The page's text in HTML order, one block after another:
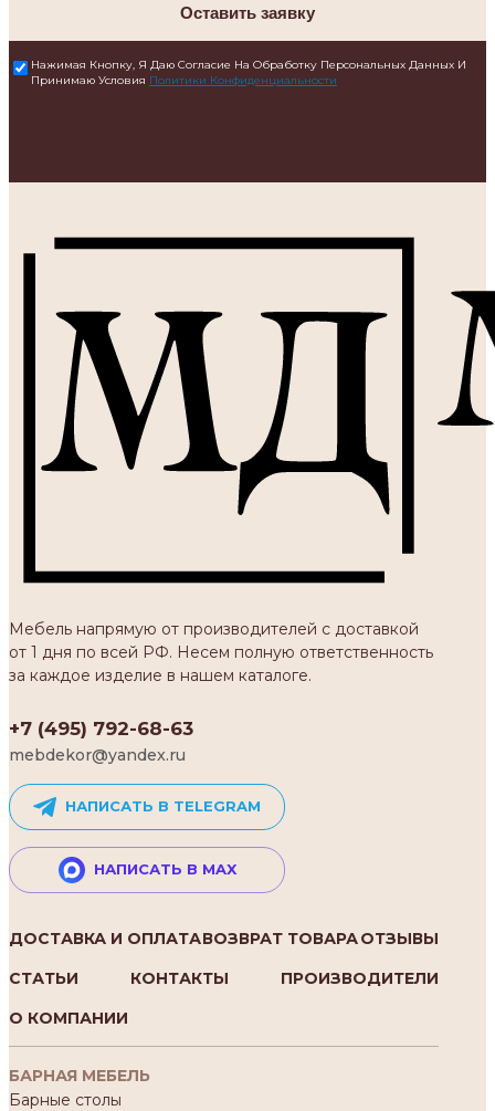
Оставить заявку
Нажимая Кнопку, Я Даю Согласие На Обработку Персональных Данных И
Принимаю Условия Политики Конфиденциальности
Мебель напрямую от производителей с доставкой
от 1 дня по всей РФ. Несем полную ответственность
за каждое изделие в нашем каталоге.
+7 (495) 792-68-63
mebdekor@yandex.ru
НАПИСАТЬ В TELEGRAM
НАПИСАТЬ В MAX
ДОСТАВКА И ОПЛАТАВОЗВРАТ ТОВАРАОТЗЫВЫ
СТАТЬИ
КОНТАКТЫ
ПРОИЗВОДИТЕЛИ
О КОМПАНИИ
БАРНАЯ МЕБЕЛЬ
Барные столы